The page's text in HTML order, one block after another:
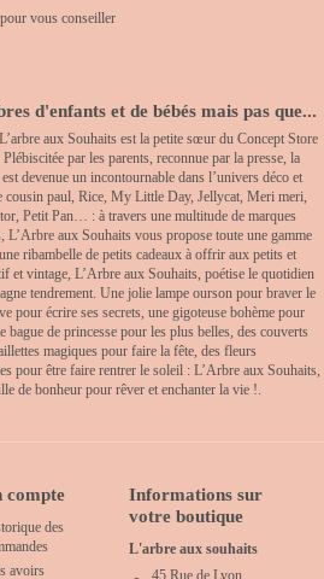
vous conseiller
d'enfants et de bébés mais pas que...
aux Souhaits est la petite sœur du Concept Store
par les parents, reconnue par la presse, la
devenue un incontournable dans l’univers déco et
cousin paul, Rice, My Little Day, Jellycat, Meri meri,
Petit Pan… : à travers une multitude de marques
L’Arbre aux Souhaits vous propose toute une gamme
ribambelle de petits cadeaux à offrir aux petits et
et vintage, L’Arbre aux Souhaits, poétise le quotidien
tendrement. Une jolie lampe ourson pour braver le
pour écrire ses secrets, une gigoteuse bohème pour
bague de princesse pour les plus belles, des couverts
magiques pour faire la fête, des fleurs
pour être faire rentrer le soleil : L’Arbre aux Souhaits,
de bonheur pour rêver et enchanter la vie !.
compte
des
avoirs
Informations sur
votre boutique
L'arbre aux souhaits
45 Rue de Lyon